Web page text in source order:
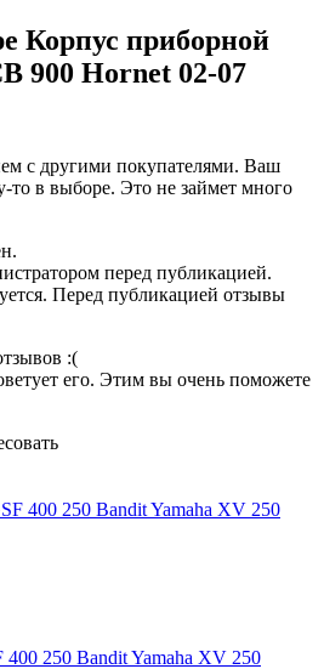
Корпус приборной
900 Hornet 02-07
с другими покупателями. Ваш
то в выборе. Это не займет много
перед публикацией.
Перед публикацией отзывы
:(
его. Этим вы очень поможете
250 Bandit Yamaha XV 250